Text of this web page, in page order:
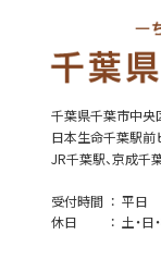
千葉県千葉市中央
日本生命千葉駅
JR千葉駅、京成千
受付時間
平日
休日
土・日